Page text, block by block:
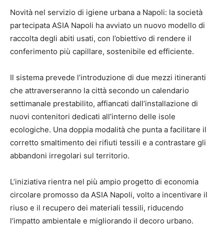
Novità nel servizio di igiene urbana a Napoli: la società
partecipata ASIA Napoli ha avviato un nuovo modello di
raccolta degli abiti usati, con l’obiettivo di rendere il
conferimento più capillare, sostenibile ed efficiente.
Il sistema prevede l’introduzione di due mezzi itineranti
che attraverseranno la città secondo un calendario
settimanale prestabilito, affiancati dall’installazione di
nuovi contenitori dedicati all’interno delle isole
ecologiche. Una doppia modalità che punta a facilitare il
corretto smaltimento dei rifiuti tessili e a contrastare gli
abbandoni irregolari sul territorio.
L’iniziativa rientra nel più ampio progetto di economia
circolare promosso da ASIA Napoli, volto a incentivare il
riuso e il recupero dei materiali tessili, riducendo
l’impatto ambientale e migliorando il decoro urbano.